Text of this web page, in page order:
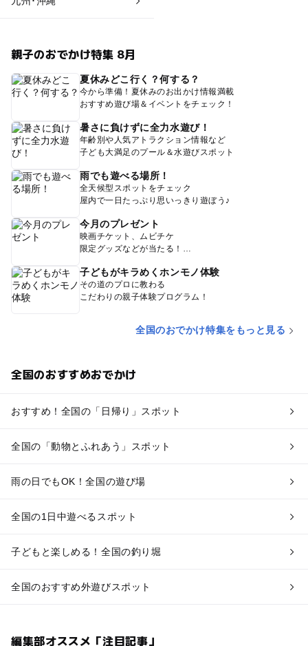
親子のおでかけ特集 8月
夏休みどこ行く？何する？
今から準備！夏休みのお出かけ情報満載
おすすめ遊び場＆イベントをチェック！
暑さに負けずに全力水遊び！
年齢別や人気アトラクション情報など
子ども大満足のプール＆水遊びスポット
雨でも遊べる場所！
全天候型スポットをチェック
屋内で一日たっぷり思いっきり遊ぼう♪
今月のプレゼント
映画チケット、ムビチケ
限定グッズなどが当たる！
子どもがキラめくホンモノ体験
その道のプロに教わる
こだわりの親子体験プログラム！
全国のおでかけ特集をもっと見る
全国のおすすめおでかけ
おすすめ！全国の「日帰り」スポット
全国の「動物とふれあう」スポット
雨の日でもOK！全国の遊び場
全国の1日中遊べるスポット
子どもと楽しめる！全国の釣り堀
全国のおすすめ外遊びスポット
編集部オススメ「注目記事」